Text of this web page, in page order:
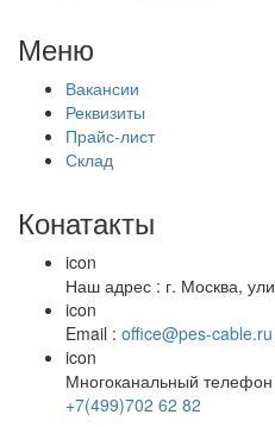
Меню
Вакансии
Реквизиты
Прайс-лист
Склад
Конатакты
icon
Наш адрес : г. Москва,
icon
Email : office@pes-cable.ru
icon
Многоканальный
+7(499)702 62 82